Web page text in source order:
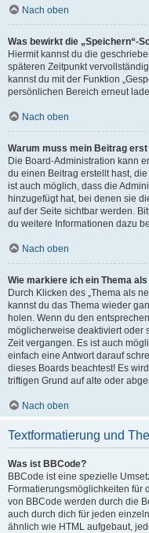
Nach oben
Was bewirkt die „Speichern“-
Hiermit kannst du die
späteren Zeitpunkt
kannst du mit der Funktion
persönlichen Bereich erneut
Nach oben
Warum muss mein Beitrag
Die Board-Administration kann
du einen Beitrag erstellt hast,
ist auch möglich, dass die
hinzugefügt hat, bei denen sie
auf der Seite sichtbar werden.
du weitere Informationen dazu
Nach oben
Wie markiere ich ein Thema als
Durch Klicken des „Thema als
kannst du das Thema wieder
holen. Wenn du den
möglicherweise deaktiviert oder
Zeit vergangen. Es ist auch
einfach eine Antwort darauf
dieses Boards beachtest! Es
triftigen Grund auf alte oder
Nach oben
Textformatierung und
Was ist BBCode?
BBCode ist eine spezielle
Formatierungsmöglichkeiten für
von BBCode werden durch die
auch durch dich für jeden
ähnlich wie HTML aufgebaut,